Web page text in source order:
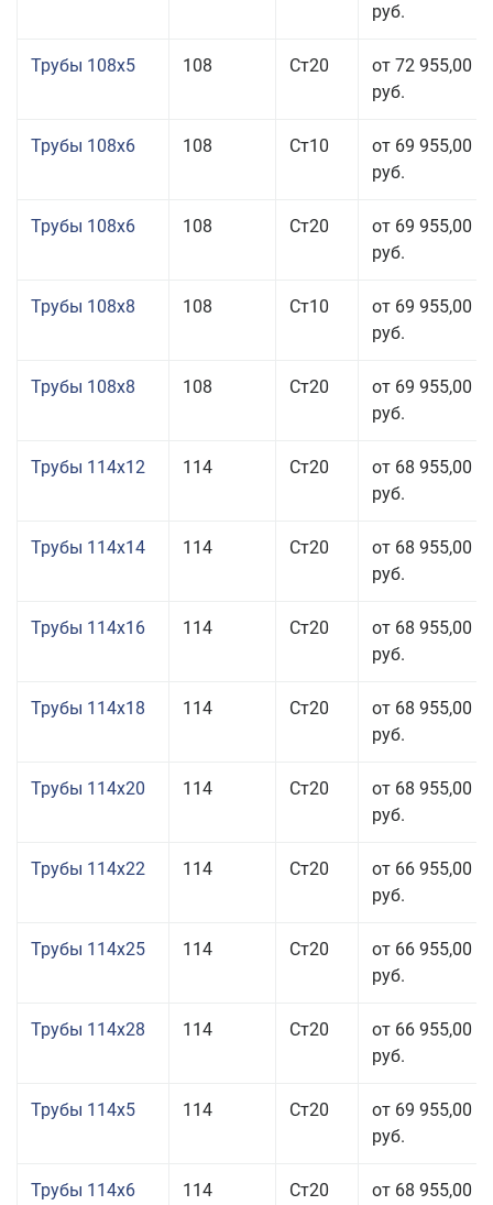
руб.
Трубы 108x5 108 Ст20
от 72 955,00
руб.
Трубы 108x6 108 Ст10
от 69 955,00
руб.
Трубы 108x6 108 Ст20
от 69 955,00
руб.
Трубы 108x8 108 Ст10
от 69 955,00
руб.
Трубы 108x8 108 Ст20
от 69 955,00
руб.
Трубы 114x12 114 Ст20
от 68 955,00
руб.
Трубы 114x14 114 Ст20
от 68 955,00
руб.
Трубы 114x16 114 Ст20
от 68 955,00
руб.
Трубы 114x18 114 Ст20
от 68 955,00
руб.
Трубы 114x20 114 Ст20
от 68 955,00
руб.
Трубы 114x22 114 Ст20
от 66 955,00
руб.
Трубы 114x25 114 Ст20
от 66 955,00
руб.
Трубы 114x28 114 Ст20
от 66 955,00
руб.
Трубы 114x5 114 Ст20
от 69 955,00
руб.
Трубы 114x6 114 Ст20
от 68 955,00